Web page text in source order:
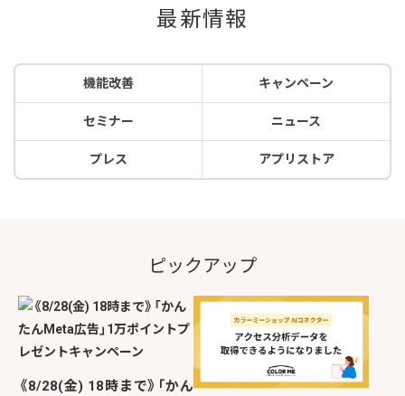
最新情報
機能改善 キャンペーン
セミナー ニュース
プレス アプリストア
ピックアップ
《8/28(金) 18時まで》「かん